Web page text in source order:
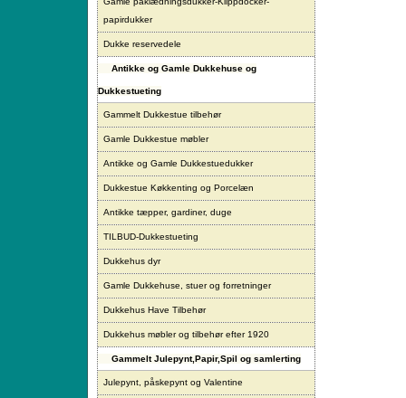
papirdukker
Dukke reservedele
Antikke og Gamle Dukkehuse og
Dukkestueting
Gammelt Dukkestue tilbehør
Gamle Dukkestue møbler
Antikke og Gamle Dukkestuedukker
Dukkestue Køkkenting og Porcelæn
Antikke tæpper, gardiner, duge
TILBUD-Dukkestueting
Dukkehus dyr
Gamle Dukkehuse, stuer og forretninger
Dukkehus Have Tilbehør
Dukkehus møbler og tilbehør efter 1920
Gammelt Julepynt,Papir,Spil og samlerting
Julepynt, påskepynt og Valentine